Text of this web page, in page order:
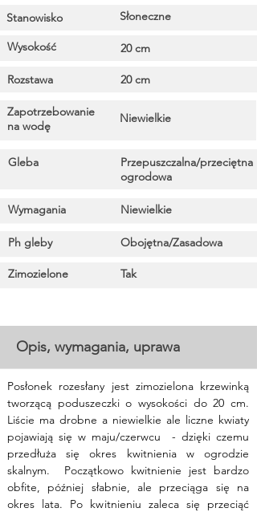
Stanowisko Słoneczne
Wysokość 20 cm
Rozstawa 20 cm
Zapotrzebowanie
na wodę
Niewielkie
Gleba
Przepuszczalna/przeciętna
ogrodowa
Wymagania Niewielkie
Ph gleby Obojętna/Zasadowa
Zimozielone Tak
Opis, wymagania, uprawa
Posłonek rozesłany jest zimozielona krzewinką
tworzącą poduszeczki o wysokości do 20 cm.
Liście ma drobne a niewielkie ale liczne kwiaty
pojawiają się w maju/czerwcu  - dzięki czemu
przedłuża się okres kwitnienia w ogrodzie
skalnym.  Początkowo kwitnienie jest bardzo
obfite, później słabnie, ale przeciąga się na
okres lata. Po kwitnieniu zaleca się przeciąć